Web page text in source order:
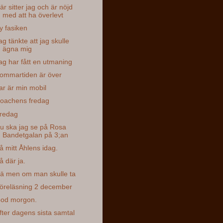
sitter jag och är nöjd
med att ha överlevt
fasiken
tänkte att jag skulle
ägna mig
har fått en utmaning
är över
är min mobil
fredag
ska jag se på Rosa
Bandetgalan på 3;an
mitt Åhlens idag.
där ja.
men om man skulle ta
2 december
morgon.
dagens sista samtal